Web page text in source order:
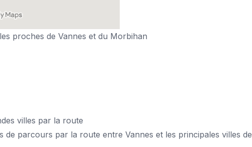
proches de Vannes et du Morbihan
villes par la route
de parcours par la route entre Vannes et les principales villes de